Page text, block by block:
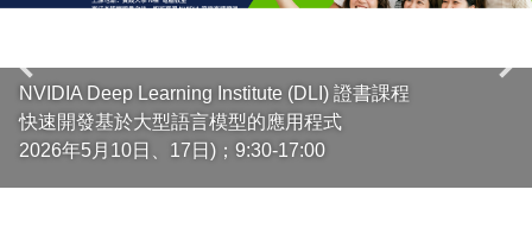
NVIDIA Deep Learning Institute (DLI) 證書課程
快速開發基於大型語言模型的應用程式
2026年5月10日、17日)；9:30-17:00